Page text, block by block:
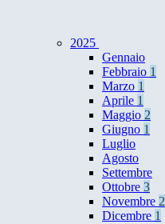
2025
Gennaio
Febbraio 1
Marzo 1
Aprile 1
Maggio 2
Giugno 1
Luglio
Agosto
Settembre
Ottobre 3
Novembre 2
Dicembre 1